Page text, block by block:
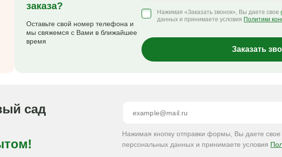
заказа?
Оставьте свой номер телефона и
мы свяжемся с Вами в ближайшее
время
Нажимая «Заказать звонок», Вы даете свое
данных и принимаете условия Политики
Заказать
сад
Нажимая кнопку отправки формы, Вы даете
персональных данных и принимаете условия